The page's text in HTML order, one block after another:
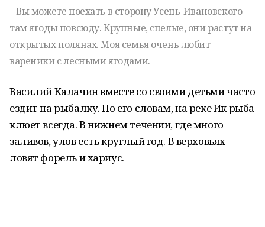
– Вы можете поехать в сторону Усень-Ивановского –
там ягоды повсюду. Крупные, спелые, они растут на
открытых полянах. Моя семья очень любит
вареники с лесными ягодами.
Василий Калачин вместе со своими детьми часто
ездит на рыбалку. По его словам, на реке Ик рыба
клюет всегда. В нижнем течении, где много
заливов, улов есть круглый год. В верховьях
ловят форель и хариус.